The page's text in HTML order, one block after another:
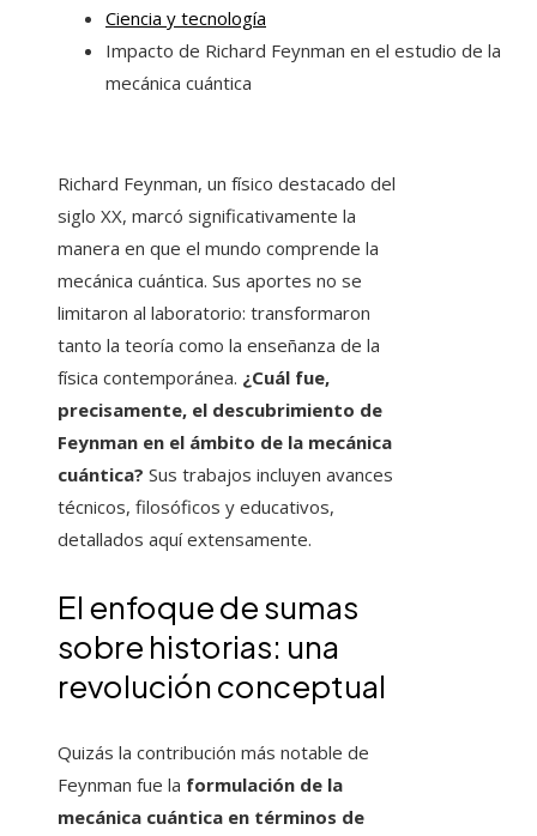
Ciencia y tecnología
Impacto de Richard Feynman en el estudio de la
mecánica cuántica
Richard Feynman, un físico destacado del
siglo XX, marcó significativamente la
manera en que el mundo comprende la
mecánica cuántica. Sus aportes no se
limitaron al laboratorio: transformaron
tanto la teoría como la enseñanza de la
física contemporánea. ¿Cuál fue,
precisamente, el descubrimiento de
Feynman en el ámbito de la mecánica
cuántica? Sus trabajos incluyen avances
técnicos, filosóficos y educativos,
detallados aquí extensamente.
El enfoque de sumas
sobre historias: una
revolución conceptual
Quizás la contribución más notable de
Feynman fue la formulación de la
mecánica cuántica en términos de